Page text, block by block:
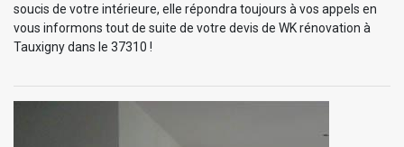
soucis de votre intérieure, elle répondra toujours à vos appels en
vous informons tout de suite de votre devis de WK rénovation à
Tauxigny dans le 37310 !